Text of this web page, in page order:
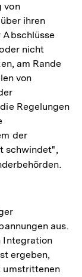
von
ihren
nicht
am Rande
von
Regelungen
der
schwindet",
Zur
aus.
Integration
ergeben,
umstrittenen